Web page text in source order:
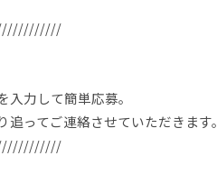
力して簡単応募。
ってご連絡させていただきます。